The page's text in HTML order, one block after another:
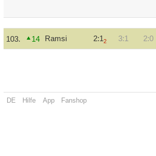
103. 14 Ramsi 2:12 3:1 2:0
DE Hilfe App Fanshop